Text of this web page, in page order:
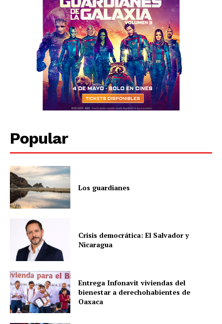
Popular
Los guardianes
Crisis democrática: El Salvador y
Nicaragua
Entrega Infonavit viviendas del
bienestar a derechohabientes de
Oaxaca